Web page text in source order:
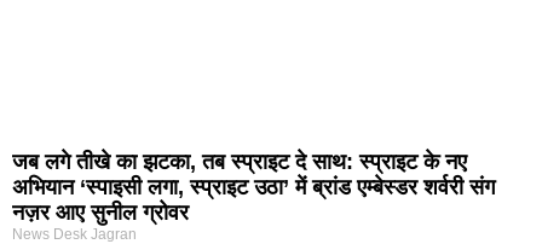
जब लगे तीखे का झटका, तब स्प्राइट दे साथ: स्प्राइट के नए
अभियान ‘स्पाइसी लगा, स्प्राइट उठा’ में ब्रांड एम्बेस्डर शर्वरी संग
नज़र आए सुनील ग्रोवर
News Desk Jagran